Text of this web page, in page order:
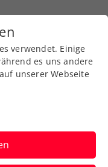
by
verwendet. Einige
es uns andere
unserer Webseite